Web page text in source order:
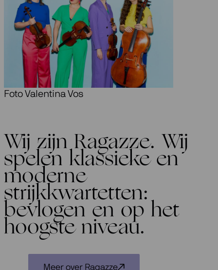
Foto Valentina Vos
Wij zijn Ragazze. Wij
spelen klassieke en
moderne
strijkkwartetten:
bevlogen en op het
hoogste niveau.
Meer over Ragazze